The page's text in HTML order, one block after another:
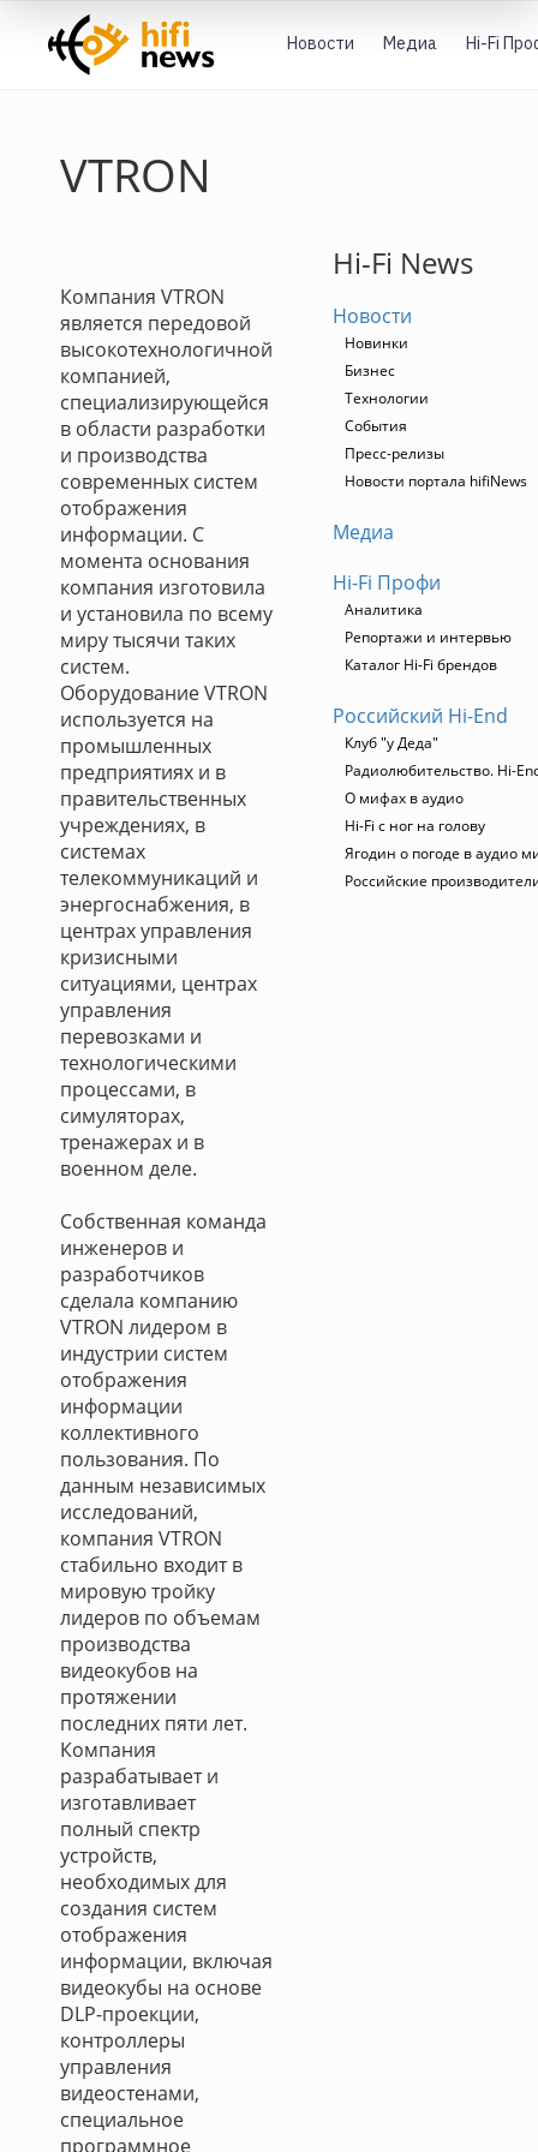
Новости Медиа Hi-Fi
VTRON
Компания VTRON
является передовой
высокотехнологичной
компанией,
специализирующейся
в области разработки
и производства
современных систем
отображения
информации. С
момента основания
компания изготовила
и установила по всему
миру тысячи таких
систем.
Оборудование VTRON
используется на
промышленных
предприятиях и в
правительственных
учреждениях, в
системах
телекоммуникаций и
энергоснабжения, в
центрах управления
кризисными
ситуациями, центрах
управления
перевозками и
технологическими
процессами, в
симуляторах,
тренажерах и в
военном деле.
Собственная команда
инженеров и
разработчиков
сделала компанию
VTRON лидером в
индустрии систем
отображения
информации
коллективного
пользования. По
данным независимых
исследований,
компания VTRON
стабильно входит в
мировую тройку
лидеров по объемам
производства
видеокубов на
протяжении
последних пяти лет.
Компания
разрабатывает и
изготавливает
полный спектр
устройств,
необходимых для
создания систем
отображения
информации, включая
видеокубы на основе
DLP-проекции,
контроллеры
управления
видеостенами,
специальное
программное
Hi-Fi News
Новости
Новинки
Бизнес
Технологии
События
Пресс-релизы
Новости портала hifiNews
Медиа
Hi-Fi Профи
Аналитика
Репортажи и интервью
Каталог Hi-Fi брендов
Российский Hi-End
Клуб "у Деда"
Радиолюбительство. Hi-
О мифах в аудио
Hi-Fi с ног на голову
Ягодин о погоде в аудио
Российские